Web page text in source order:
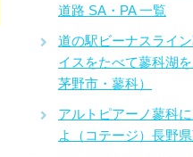
道路 SA・PA 一覧
道の駅ビーナスライ
イスをたべて蓼科湖
茅野市・蓼科）
アルトピアーノ蓼科
よ（コテージ）長野県